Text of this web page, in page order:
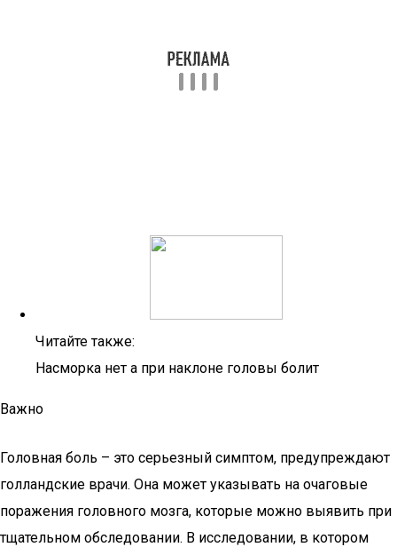
Читайте также:
Насморка нет а при наклоне головы болит
Важно
Головная боль – это серьезный симптом, предупреждают
голландские врачи. Она может указывать на очаговые
поражения головного мозга, которые можно выявить при
тщательном обследовании. В исследовании, в котором